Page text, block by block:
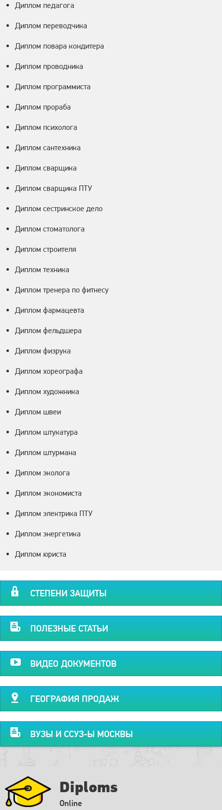
Диплом педагога
Диплом переводчика
Диплом повара кондитера
Диплом проводника
Диплом программиста
Диплом прораба
Диплом психолога
Диплом сантехника
Диплом сварщика
Диплом сварщика ПТУ
Диплом сестринское дело
Диплом стоматолога
Диплом строителя
Диплом техника
Диплом тренера по фитнесу
Диплом фармацевта
Диплом фельдшера
Диплом физрука
Диплом хореографа
Диплом художника
Диплом швеи
Диплом штукатура
Диплом штурмана
Диплом эколога
Диплом экономиста
Диплом электрика ПТУ
Диплом энергетика
Диплом юриста
СТЕПЕНИ ЗАЩИТЫ
ПОЛЕЗНЫЕ СТАТЬИ
ВИДЕО ДОКУМЕНТОВ
ГЕОГРАФИЯ ПРОДАЖ
ВУЗЫ И ССУЗ-Ы МОСКВЫ
Diploms
Online